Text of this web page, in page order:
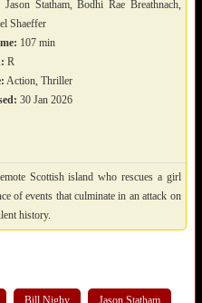
Jason Statham, Bodhi Rae Breathnach,
Shaeffer
107 min
R
Action, Thriller
30 Jan 2026
Scottish island who rescues a girl
of events that culminate in an attack on
history.
Bill Nighy Jason Statham